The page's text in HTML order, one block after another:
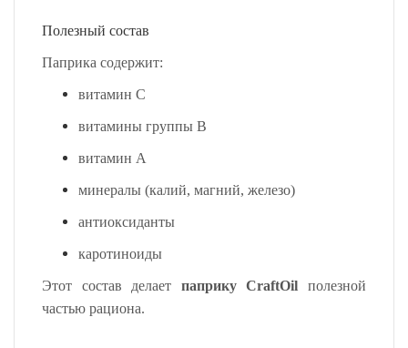
Полезный состав
Паприка содержит:
витамин C
витамины группы B
витамин A
минералы (калий, магний, железо)
антиоксиданты
каротиноиды
Этот состав делает паприку CraftOil полезной
частью рациона.